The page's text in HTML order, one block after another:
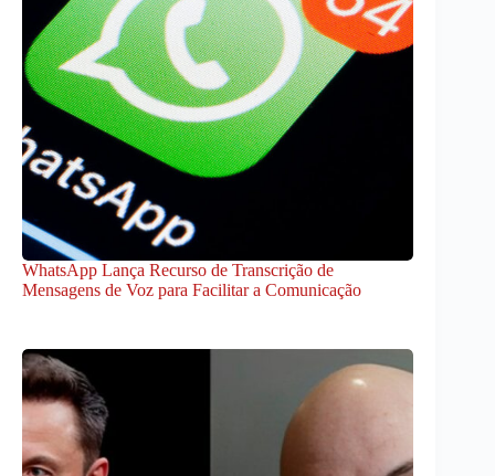
WhatsApp Lança Recurso de Transcrição de
Mensagens de Voz para Facilitar a Comunicação